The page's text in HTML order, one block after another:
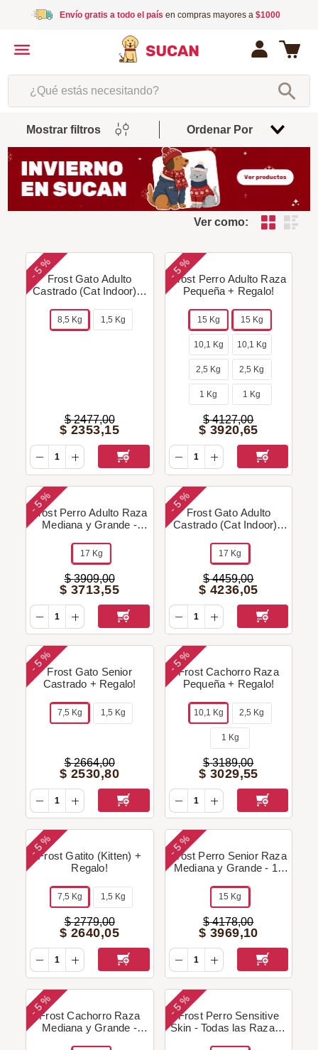
Envío gratis a todo el país en compras mayores a $1000
¿Qué estás necesitando?
Mostrar filtros Ordenar Por
Relevancia
Ver como:
-
5 %
Frost Gato Adulto
Castrado (Cat Indoor) +
8,5 Kg 1,5 Kg
$ 2477,00
$ 2353,15
-
5 %
Frost Perro Adulto Raza
Pequeña + Regalo!
15 Kg 15 Kg
10,1 Kg 10,1 Kg
2,5 Kg 2,5 Kg
1 Kg 1 Kg
$ 4127,00
$ 3920,65
-
5 %
Frost Perro Adulto Raza
Mediana y Grande -
17 Kg
$ 3909,00
$ 3713,55
-
5 %
Frost Gato Adulto
Castrado (Cat Indoor) -
17 Kg
$ 4459,00
$ 4236,05
-
5 %
Frost Gato Senior
Castrado + Regalo!
7,5 Kg 1,5 Kg
$ 2664,00
$ 2530,80
-
5 %
Frost Cachorro Raza
Pequeña + Regalo!
10,1 Kg 2,5 Kg
1 Kg
$ 3189,00
$ 3029,55
-
5 %
Frost Gatito (Kitten) +
Regalo!
7,5 Kg 1,5 Kg
$ 2779,00
$ 2640,05
-
5 %
Frost Perro Senior Raza
Mediana y Grande - 15
15 Kg
$ 4178,00
$ 3969,10
-
5 %
Frost Cachorro Raza
Mediana y Grande -
-
5 %
Frost Perro Sensitive
Skin - Todas las Razas -